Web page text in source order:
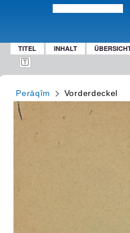
TITEL INHALT
Perāqîm Vorderdeckel